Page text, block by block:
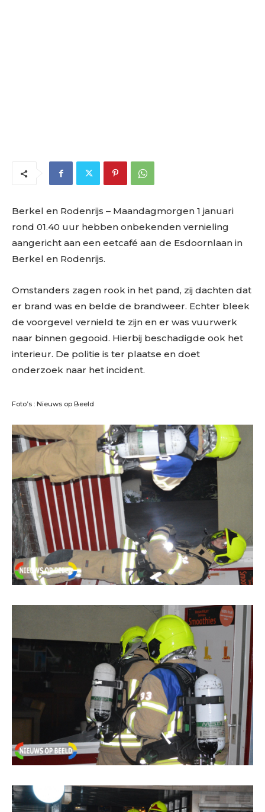
Berkel en Rodenrijs – Maandagmorgen 1 januari
rond 01.40 uur hebben onbekenden vernieling
aangericht aan een eetcafé aan de Esdoornlaan in
Berkel en Rodenrijs.
Omstanders zagen rook in het pand, zij dachten dat
er brand was en belde de brandweer. Echter bleek
de voorgevel vernield te zijn en er was vuurwerk
naar binnen gegooid. Hierbij beschadigde ook het
interieur. De politie is ter plaatse en doet
onderzoek naar het incident.
Foto’s : Nieuws op Beeld